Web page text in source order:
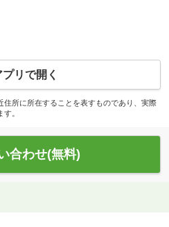
リで開く
所に所在することを表すものであり、実際
。
合わせ(無料)